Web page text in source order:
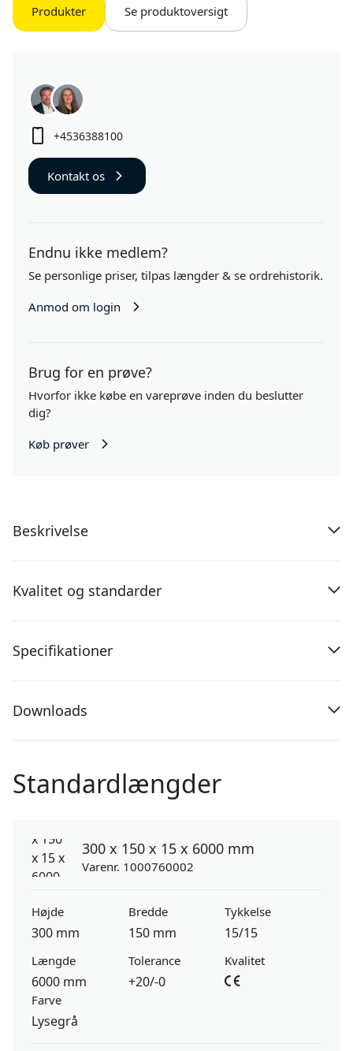
Produkter Se produktoversigt
+4536388100
Kontakt os
Endnu ikke medlem?
Se personlige priser, tilpas længder & se ordrehistorik.
Anmod om login
Brug for en prøve?
Hvorfor ikke købe en vareprøve inden du beslutter
dig?
Køb prøver
Beskrivelse
Kvalitet og standarder
Specifikationer
Downloads
Standardlængder
300 x 150 x 15 x 6000 mm
Varenr. 1000760002
Højde
300 mm
Bredde
150 mm
Tykkelse
15/15
Længde
6000 mm
Tolerance
+20/-0
Kvalitet
Farve
Lysegrå